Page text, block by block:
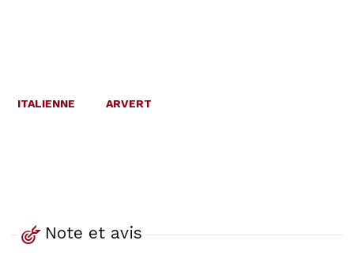
ITALIENNE ARVERT
Note et avis